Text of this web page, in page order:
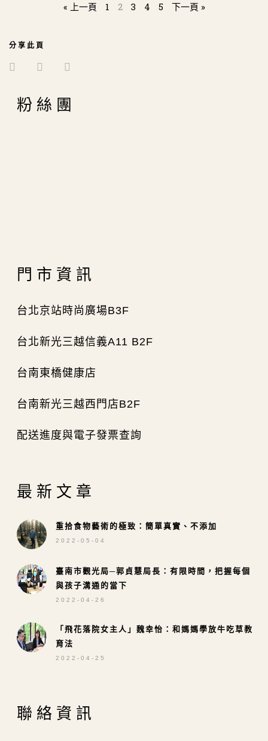
« 上一頁 1 2 3 4 5 下一頁 »
分享此頁
粉絲團
門市資訊
台北京站時尚廣場B3F
台北新光三越信義A11 B2F
台南東橋健康店
台南新光三越西門店B2F
配送進度與電子發票查詢
最新文章
重拾食物藝術的極致：簡單真實、不添加
2022-05-04
臺南市觀光局─郭貞慧局長：有限時間，把握每個
與孩子溝通的當下
2022-04-26
「飛花落院女主人」魏幸怡：和媽媽學放牛吃草教
育法
2022-04-25
聯絡資訊